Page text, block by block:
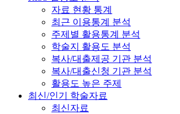
자료 현황 통계
최근 이용통계 분석
주제별 활용통계 분석
학술지 활용도 분석
복사/대출제공 기관 분석
복사/대출신청 기관 분석
활용도 높은 주제
최신/인기 학술자료
최신자료